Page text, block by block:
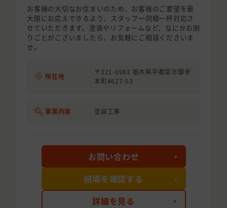
お客様の大切なお住まいのため、お客様のご要望を最
大限にお応えできるよう、スタッフ一同精一杯対応さ
せていただきます。塗装やリフォームなど、なにかお困
りごとがございましたら、お気軽にご相談くださいま
せ。
所在地
〒321-0983 栃木県宇都宮市御幸
本町4627-53
事業内容 塗装工事
詳細を見る
お問い合わせ
相場を確認する